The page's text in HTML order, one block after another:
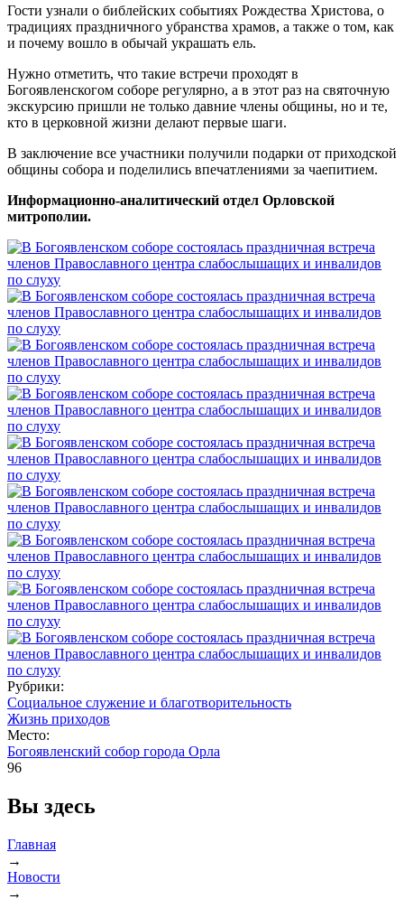
Гости узнали о библейских событиях Рождества Христова, о
традициях праздничного убранства храмов, а также о том, как
и почему вошло в обычай украшать ель.
Нужно отметить, что такие встречи проходят в
Богоявленскогом соборе регулярно, а в этот раз на святочную
экскурсию пришли не только давние члены общины, но и те,
кто в церковной жизни делают первые шаги.
В заключение все участники получили подарки от приходской
общины собора и поделились впечатлениями за чаепитием.
Информационно-аналитический отдел Орловской
митрополии.
Рубрики:
Социальное служение и благотворительность
Жизнь приходов
Место:
Богоявленский собор города Орла
96
Вы здесь
Главная
→
Новости
→